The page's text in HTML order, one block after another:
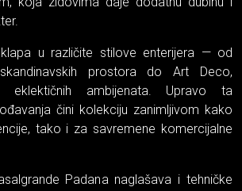
u različite stilove enterijera — od
prostora do Art Deco,
ambijenata. Upravo ta
čini kolekciju zanimljivom kako
tako i za savremene komercijalne
Padana naglašava i tehničke